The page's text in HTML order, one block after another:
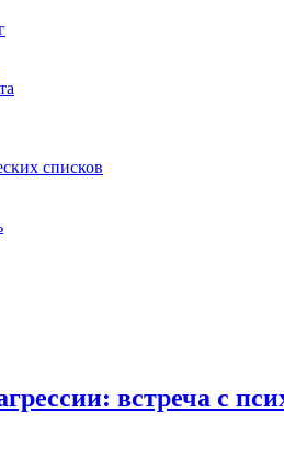
списков
встреча с